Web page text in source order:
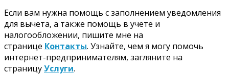
Если вам нужна помощь с заполнением уведомления
для вычета, а также помощь в учете и
налогообложении, пишите мне на
странице Контакты. Узнайте, чем я могу помочь
интернет-предпринимателям, загляните на
страницуУслуги.